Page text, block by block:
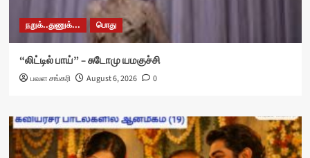
நறுக்..துணுக்... பொது
“லிட்டில் பாய்” – சுடோமு யமகுச்சி
பவள சங்கரி August 6, 2026 0